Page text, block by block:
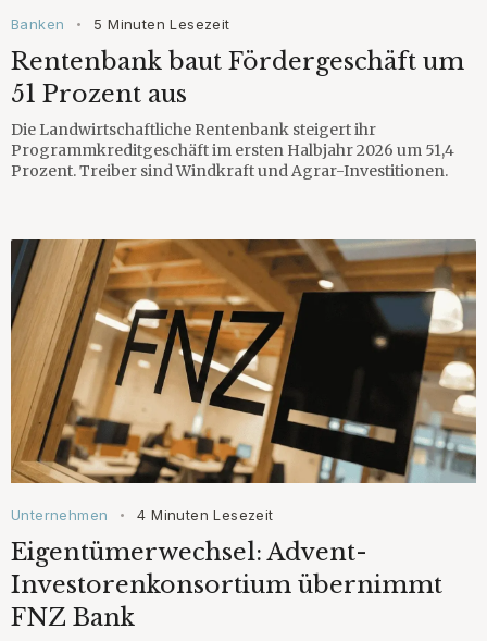
Banken • 5 Minuten Lesezeit
Rentenbank baut Fördergeschäft um
51 Prozent aus
Die Landwirtschaftliche Rentenbank steigert ihr
Programmkreditgeschäft im ersten Halbjahr 2026 um 51,4
Prozent. Treiber sind Windkraft und Agrar-Investitionen.
Unternehmen • 4 Minuten Lesezeit
Eigentümerwechsel: Advent-
Investorenkonsortium übernimmt
FNZ Bank